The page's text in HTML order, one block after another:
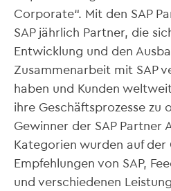
Corporate“. Mit den SAP
SAP jährlich Partner, die
Entwicklung und den
Zusammenarbeit mit SAP
haben und Kunden
ihre Geschäftsprozesse zu
Gewinner der SAP Partner
Kategorien wurden auf der
Empfehlungen von SAP,
und verschiedenen